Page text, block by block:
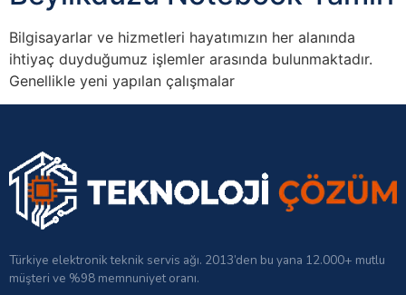
Bilgisayarlar ve hizmetleri hayatımızın her alanında
ihtiyaç duyduğumuz işlemler arasında bulunmaktadır.
Genellikle yeni yapılan çalışmalar
Türkiye elektronik teknik servis ağı. 2013’den bu yana 12.000+ mutlu
müşteri ve %98 memnuniyet oranı.